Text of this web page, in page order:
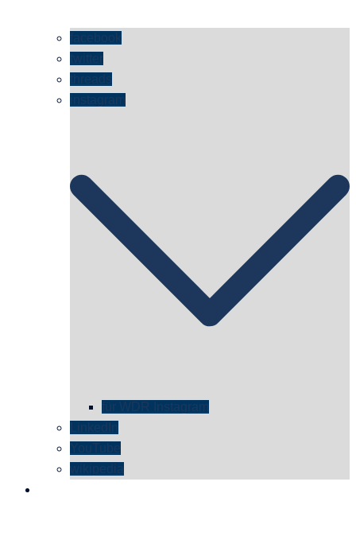
facebook
twitter
threads
instagram
für WDR Instagram
LinkedIn
YouTube
wikipedia